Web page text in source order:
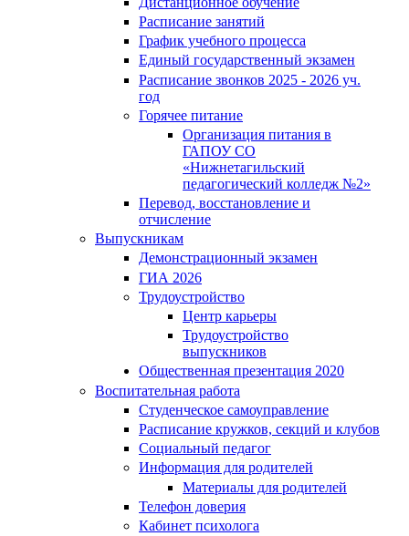
Расписание занятий
График учебного процесса
Единый государственный экзамен
Расписание звонков 2025 - 2026 уч.
год
Горячее питание
Организация питания в
ГАПОУ СО
«Нижнетагильский
педагогический колледж №2»
Перевод, восстановление и
отчисление
Выпускникам
Демонстрационный экзамен
ГИА 2026
Трудоустройство
Центр карьеры
Трудоустройство
выпускников
Общественная презентация 2020
Воспитательная работа
Студенческое самоуправление
Расписание кружков, секций и клубов
Социальный педагог
Информация для родителей
Материалы для родителей
Телефон доверия
Кабинет психолога